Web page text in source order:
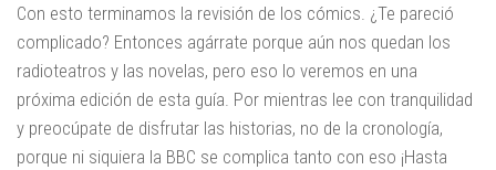
Con esto terminamos la revisión de los cómics. ¿Te pareció
complicado? Entonces agárrate porque aún nos quedan los
radioteatros y las novelas, pero eso lo veremos en una
próxima edición de esta guía. Por mientras lee con tranquilidad
y preocúpate de disfrutar las historias, no de la cronología,
porque ni siquiera la BBC se complica tanto con eso ¡Hasta